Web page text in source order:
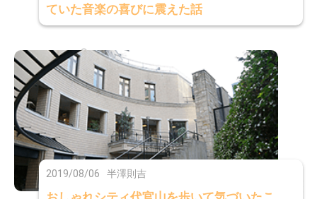
ていた音楽の喜びに震えた話
2019/08/06 半澤則吉